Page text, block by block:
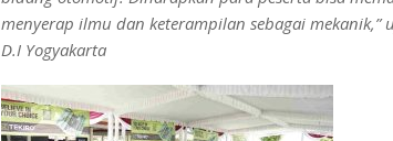
menyerap ilmu dan keterampilan sebagai
D.I Yogyakarta